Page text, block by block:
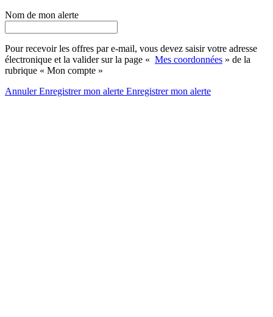
Nom de mon alerte
Pour recevoir les offres par e-mail, vous devez saisir votre adresse
électronique et la valider sur la page « Mes coordonnées » de la
rubrique « Mon compte »
AnnulerEnregistrer mon alerte Enregistrermon alerte